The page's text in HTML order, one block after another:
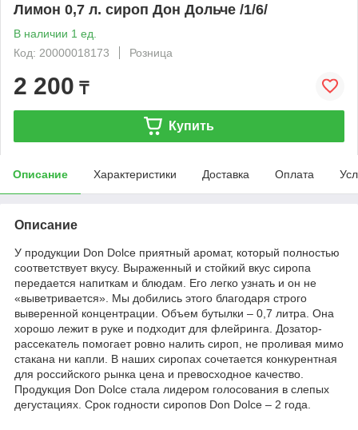
Лимон 0,7 л. сироп Дон Дольче /1/6/
В наличии 1 ед.
Код: 20000018173
Розница
2 200 ₸
Купить
Описание Характеристики Доставка Оплата
Описание
У продукции Don Dolce приятный аромат, который полностью
соответствует вкусу. Выраженный и стойкий вкус сиропа
передается напиткам и блюдам. Его легко узнать и он не
«выветривается». Мы добились этого благодаря строго
выверенной концентрации. Объем бутылки – 0,7 литра. Она
хорошо лежит в руке и подходит для флейринга. Дозатор-
рассекатель помогает ровно налить сироп, не проливая мимо
стакана ни капли. В наших сиропах сочетается конкурентная
для российского рынка цена и превосходное качество.
Продукция Don Dolce стала лидером голосования в слепых
дегустациях. Срок годности сиропов Don Dolce – 2 года.